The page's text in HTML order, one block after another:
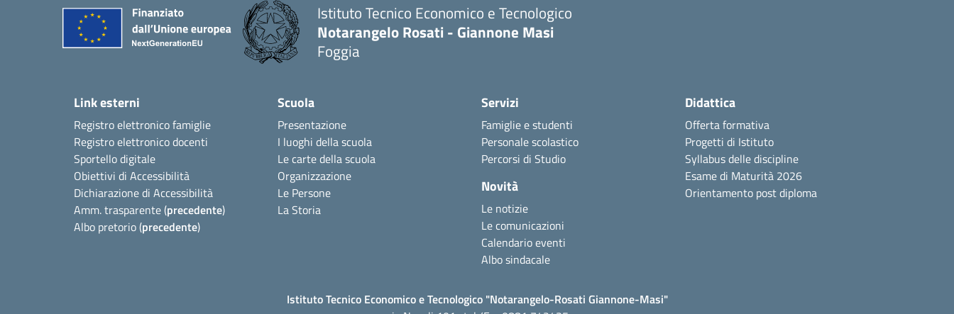
Istituto Tecnico Economico e Tecnologico
Notarangelo Rosati - Giannone Masi
Foggia
Link esterni
Registro elettronico famiglie
Registro elettronico docenti
Sportello digitale
Obiettivi di Accessibilità
Dichiarazione di Accessibilità
Amm. trasparente (precedente)
Albo pretorio (precedente)
Scuola
Presentazione
I luoghi della scuola
Le carte della scuola
Organizzazione
Le Persone
La Storia
Servizi
Famiglie e studenti
Personale scolastico
Percorsi di Studio
Novità
Le notizie
Le comunicazioni
Calendario eventi
Albo sindacale
Didattica
Offerta formativa
Progetti di Istituto
Syllabus delle discipline
Esame di Maturità 2026
Orientamento post diploma
Istituto Tecnico Economico e Tecnologico "Notarangelo-Rosati Giannone-Masi"